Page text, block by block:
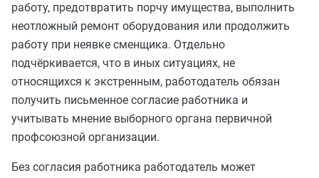
работу, предотвратить порчу имущества, выполнить
неотложный ремонт оборудования или продолжить
работу при неявке сменщика. Отдельно
подчёркивается, что в иных ситуациях, не
относящихся к экстренным, работодатель обязан
получить письменное согласие работника и
учитывать мнение выборного органа первичной
профсоюзной организации.
Без согласия работника работодатель может